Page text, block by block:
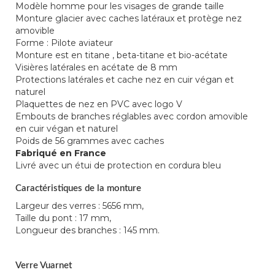
Modèle homme pour les visages de grande taille
Monture glacier avec caches latéraux et protège nez
amovible
Forme : Pilote aviateur
Monture est en titane , beta-titane et bio-acétate
Visières latérales en acétate de 8 mm
Protections latérales et cache nez en cuir végan et
naturel
Plaquettes de nez en PVC avec logo V
Embouts de branches réglables avec cordon amovible
en cuir végan et naturel
Poids de 56 grammes avec caches
Fabriqué en France
Livré avec un étui de protection en cordura bleu
Caractéristiques de la monture
Largeur des verres : 5656 mm,
Taille du pont : 17 mm,
Longueur des branches : 145 mm.
Verre Vuarnet